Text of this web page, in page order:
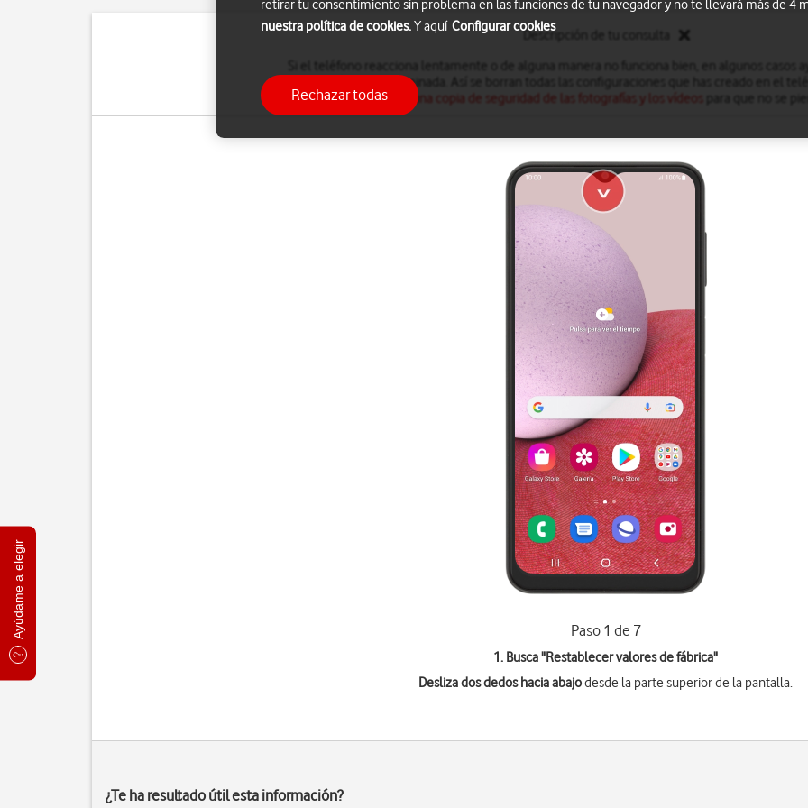
Ayúdame a elegir
Descripción de tu consulta
configuración predeterminada. Así se borran todas las configuraciones que has creado en el
hacer una copia de seguridad de las fotografías y los vídeos
Paso 1 de 7
1. Busca "Restablecer valores de fábrica"
Desliza dos dedos hacia abajodesde la parte superior de la pantalla.
¿Te ha resultado útil esta información?
retirar tu consentimiento sin problema en las funciones de tu navegador y no te llevará más de 4
nuestra política de cookies.Y aquí Configurar cookies
Rechazar todas